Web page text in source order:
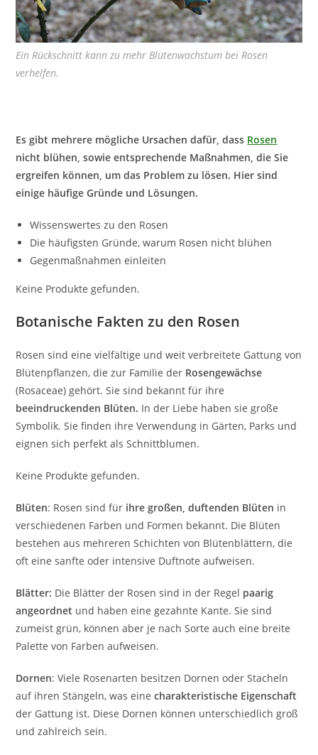
Ein Rückschnitt kann zu mehr Blütenwachstum bei Rosen
verhelfen.
Es gibt mehrere mögliche Ursachen dafür, dass Rosen
nicht blühen, sowie entsprechende Maßnahmen, die Sie
ergreifen können, um das Problem zu lösen. Hier sind
einige häufige Gründe und Lösungen.
Wissenswertes zu den Rosen
Die häufigsten Gründe, warum Rosen nicht blühen
Gegenmaßnahmen einleiten
Keine Produkte gefunden.
Botanische Fakten zu den Rosen
Rosen sind eine vielfältige und weit verbreitete Gattung von
Blütenpflanzen, die zur Familie der Rosengewächse
(Rosaceae) gehört. Sie sind bekannt für ihre
beeindruckenden Blüten. In der Liebe haben sie große
Symbolik. Sie finden ihre Verwendung in Gärten, Parks und
eignen sich perfekt als Schnittblumen.
Keine Produkte gefunden.
Blüten: Rosen sind für ihre großen, duftenden Blüten in
verschiedenen Farben und Formen bekannt. Die Blüten
bestehen aus mehreren Schichten von Blütenblättern, die
oft eine sanfte oder intensive Duftnote aufweisen.
Blätter: Die Blätter der Rosen sind in der Regel paarig
angeordnet und haben eine gezahnte Kante. Sie sind
zumeist grün, können aber je nach Sorte auch eine breite
Palette von Farben aufweisen.
Dornen: Viele Rosenarten besitzen Dornen oder Stacheln
auf ihren Stängeln, was einecharakteristische Eigenschaft
der Gattung ist. Diese Dornen können unterschiedlich groß
und zahlreich sein.